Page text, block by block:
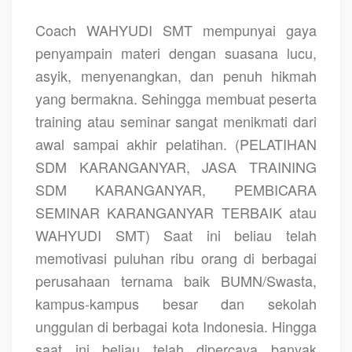
Coach WAHYUDI SMT mempunyai gaya
penyampain materi dengan suasana lucu,
asyik, menyenangkan, dan penuh hikmah
yang bermakna. Sehingga membuat peserta
training atau seminar sangat menikmati dari
awal sampai akhir pelatihan. (PELATIHAN
SDM KARANGANYAR, JASA TRAINING
SDM KARANGANYAR, PEMBICARA
SEMINAR KARANGANYAR TERBAIK atau
WAHYUDI SMT) Saat ini beliau telah
memotivasi puluhan ribu orang di berbagai
perusahaan ternama baik BUMN/Swasta,
kampus-kampus besar dan sekolah
unggulan di berbagai kota Indonesia. Hingga